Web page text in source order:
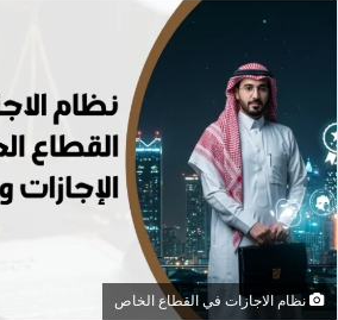
إلكترونيا
نظام الاجازات في القطاع الخاص